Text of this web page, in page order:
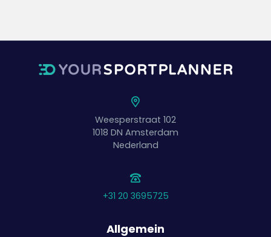
Weesperstraat 102
1018 DN Amsterdam
Nederland
+31 20 3695725
Allgemein